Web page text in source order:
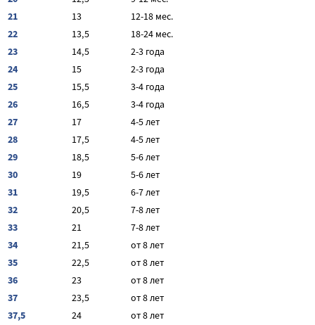
21
13
12-18 мес.
22
13,5
18-24 мес.
23
14,5
2-3 года
24
15
2-3 года
25
15,5
3-4 года
26
16,5
3-4 года
27
17
4-5 лет
28
17,5
4-5 лет
29
18,5
5-6 лет
30
19
5-6 лет
31
19,5
6-7 лет
32
20,5
7-8 лет
33
21
7-8 лет
34
21,5
от 8 лет
35
22,5
от 8 лет
36
23
от 8 лет
37
23,5
от 8 лет
37,5
24
от 8 лет